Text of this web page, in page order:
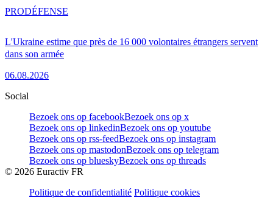
L'Ukraine estime que près de 16 000 volontaires étrangers servent
dans son armée
06.08.2026
PRODÉFENSE
Social
Bezoek ons op facebookBezoek ons op x
Bezoek ons op linkedinBezoek ons op youtube
Bezoek ons op rss-feedBezoek ons op instagram
Bezoek ons op mastodonBezoek ons op telegram
Bezoek ons op blueskyBezoek ons op threads
© 2026 Euractiv FR
Politique de confidentialité Politique cookies